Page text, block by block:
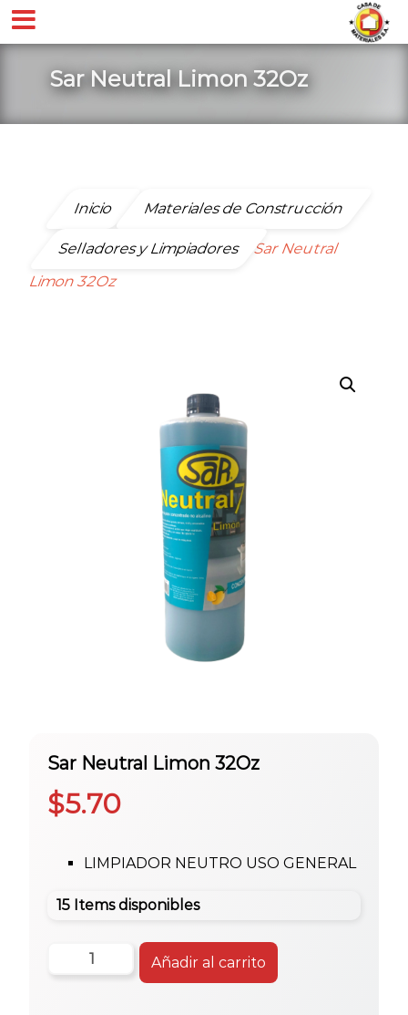
Sar Neutral Limon 32Oz
Inicio Materiales de Construcción
Selladores y Limpiadores
Sar Neutral
Limon 32Oz
Sar Neutral Limon 32Oz
$5.70
LIMPIADOR NEUTRO USO GENERAL
15 Items disponibles
Neutral
Añadir al carrito